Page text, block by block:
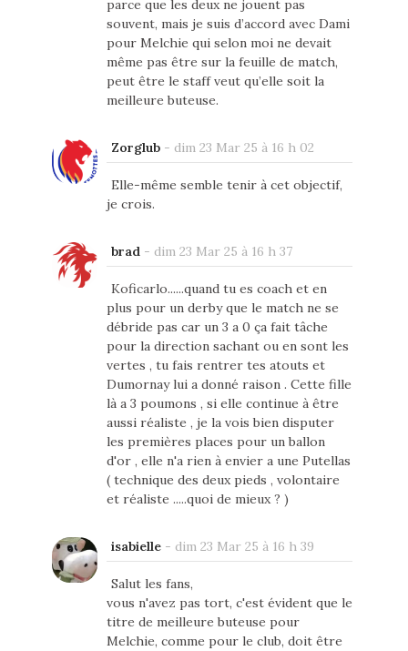
parce que les deux ne jouent pas
souvent, mais je suis d’accord avec Dami
pour Melchie qui selon moi ne devait
même pas être sur la feuille de match,
peut être le staff veut qu’elle soit la
meilleure buteuse.
Zorglub- dim 23 Mar 25 à 16 h 02
Elle-même semble tenir à cet objectif,
je crois.
brad- dim 23 Mar 25 à 16 h 37
Koficarlo......quand tu es coach et en
plus pour un derby que le match ne se
débride pas car un 3 a 0 ça fait tâche
pour la direction sachant ou en sont les
vertes , tu fais rentrer tes atouts et
Dumornay lui a donné raison . Cette fille
là a 3 poumons , si elle continue à être
aussi réaliste , je la vois bien disputer
les premières places pour un ballon
d'or , elle n'a rien à envier a une Putellas
( technique des deux pieds , volontaire
et réaliste .....quoi de mieux ? )
isabielle- dim 23 Mar 25 à 16 h 39
Salut les fans,
vous n'avez pas tort, c'est évident que le
titre de meilleure buteuse pour
Melchie, comme pour le club, doit être